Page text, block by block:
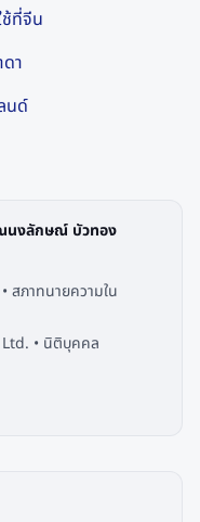
ที่จีน
า
นด์
นงลักษณ์ บัวทอง
สภาทนายความใน
• นิติบุคคล